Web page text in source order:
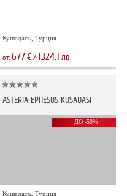
Кушадасъ, Турция
от:677€ / 1324.1 лв.
ASTERIA EPHESUS KUSADASI
ДО -50%
Кушадасъ, Турция